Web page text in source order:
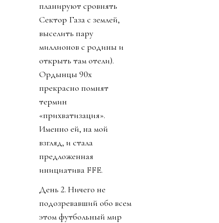
планируют сровнять
Сектор Газа с землей,
выселить пару
миллионов с родины и
открыть там отели).
Ордынцы 90х
прекрасно помнят
термин
«прихватизация».
Именно ей, на мой
взгляд, и стала
предложенная
инициатива FFE.
День 2. Ничего не
подозревавший обо всем
этом футбольный мир